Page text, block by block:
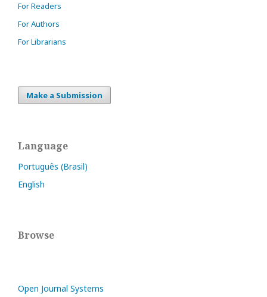
For Readers
For Authors
For Librarians
Make a Submission
Language
Português (Brasil)
English
Browse
Open Journal Systems